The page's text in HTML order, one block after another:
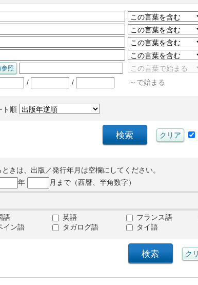
/ / ～で始まる
ト順
きは、出版／発行年月は空欄にしてください。
年 月まで（西暦、半角数字）
語 英語 フランス語
イン語 タガログ語 タイ語